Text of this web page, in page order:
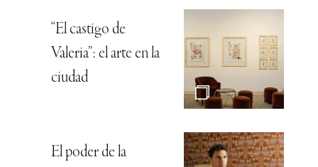
“El castigo de
Valeria”: el arte en la
ciudad
El poder de la